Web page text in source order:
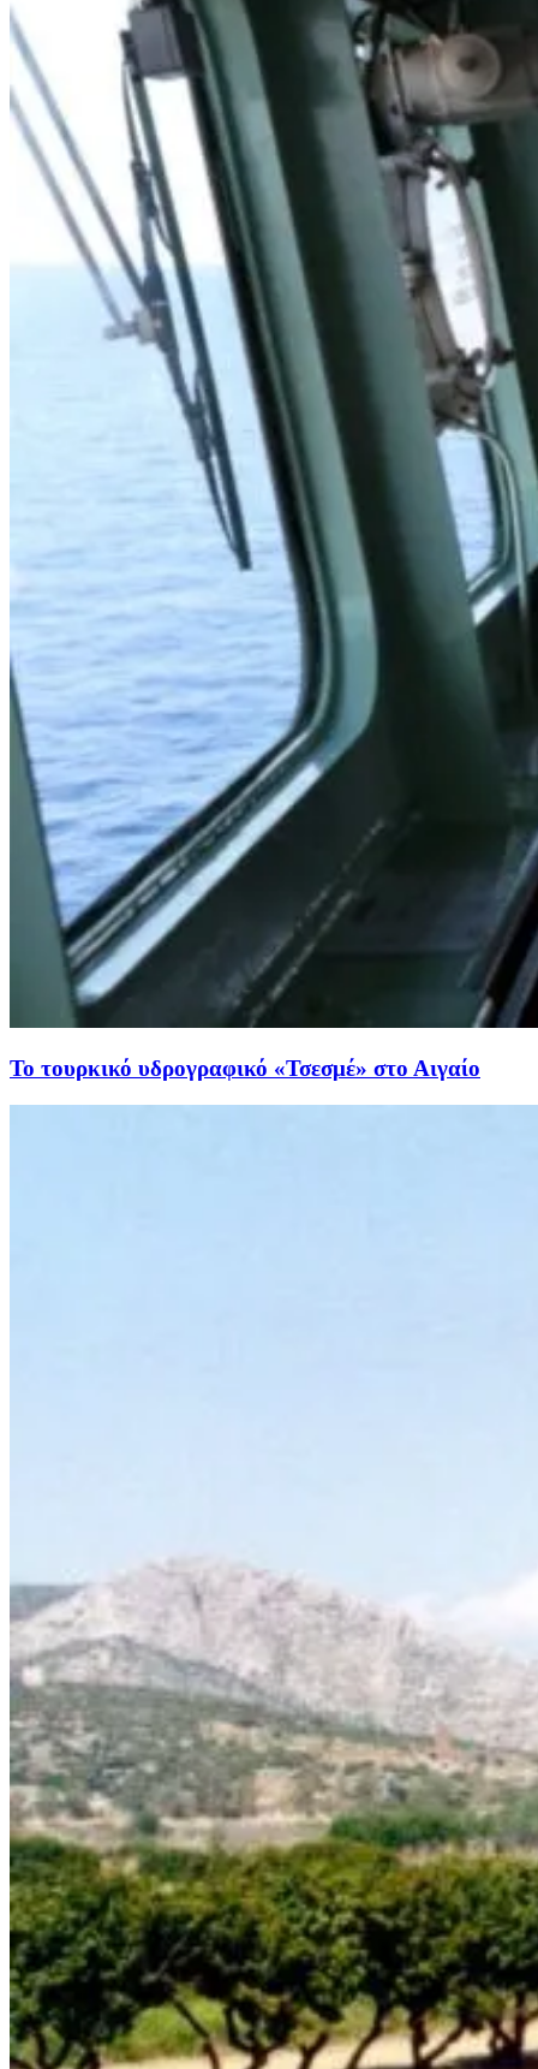
Το τουρκικό υδρογραφικό «Τσεσμέ» στο Αιγαίο